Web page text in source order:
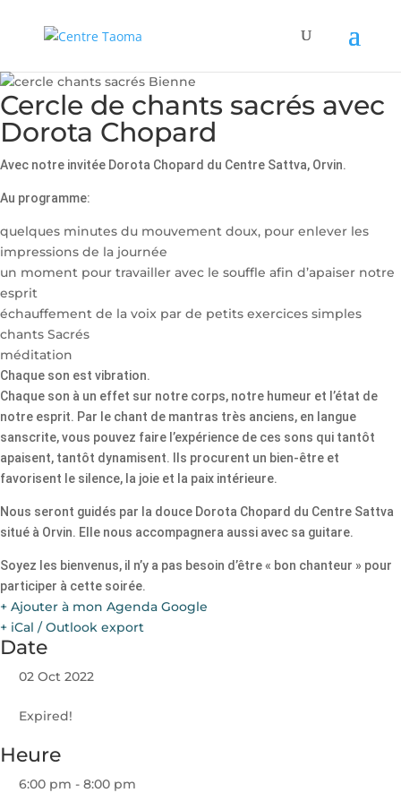
Cercle de chants sacrés avec
Dorota Chopard
Avec notre invitée Dorota Chopard du Centre Sattva, Orvin.
Au programme:
quelques minutes du mouvement doux, pour enlever les
impressions de la journée
un moment pour travailler avec le souffle afin d’apaiser notre
esprit
échauffement de la voix par de petits exercices simples
chants Sacrés
méditation
Chaque son est vibration.
Chaque son à un effet sur notre corps, notre humeur et l’état de
notre esprit. Par le chant de mantras très anciens, en langue
sanscrite, vous pouvez faire l’expérience de ces sons qui tantôt
apaisent, tantôt dynamisent. Ils procurent un bien-être et
favorisent le silence, la joie et la paix intérieure.
Nous seront guidés par la douce Dorota Chopard du Centre Sattva
situé à Orvin. Elle nous accompagnera aussi avec sa guitare.
Soyez les bienvenus, il n’y a pas besoin d’être « bon chanteur » pour
participer à cette soirée.
+ Ajouter à mon Agenda Google
+ iCal / Outlook export
Date
02 Oct 2022
Expired!
Heure
6:00 pm - 8:00 pm